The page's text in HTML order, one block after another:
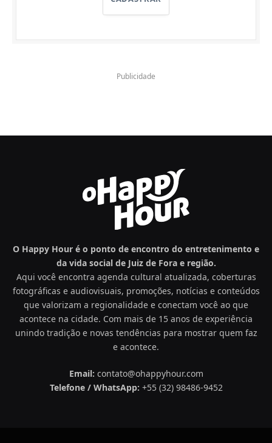
Publicidade
O Happy Hour é o ponto de encontro do entretenimento e
da vida social de Juiz de Fora e região.
Aqui você encontra agenda cultural atualizada, coberturas
fotográficas e audiovisuais, promoções, notícias e conteúdos
que valorizam a regionalidade e conectam você ao que
acontece na cidade. Com mais de 15 anos de experiência
unindo tradição e novas tendências para mostrar quem faz
e acontece.
Email: contato@ohappyhour.com
Telefone / WhatsApp: +55 (32) 98486-9452